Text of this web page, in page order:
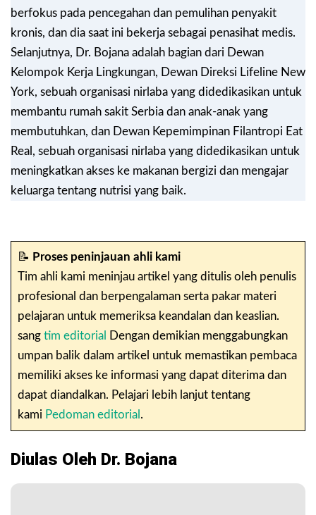
berfokus pada pencegahan dan pemulihan penyakit
kronis, dan dia saat ini bekerja sebagai penasihat medis.
Selanjutnya, Dr. Bojana adalah bagian dari Dewan
Kelompok Kerja Lingkungan, Dewan Direksi Lifeline New
York, sebuah organisasi nirlaba yang didedikasikan untuk
membantu rumah sakit Serbia dan anak-anak yang
membutuhkan, dan Dewan Kepemimpinan Filantropi Eat
Real, sebuah organisasi nirlaba yang didedikasikan untuk
meningkatkan akses ke makanan bergizi dan mengajar
keluarga tentang nutrisi yang baik.
📝 Proses peninjauan ahli kami
Tim ahli kami meninjau artikel yang ditulis oleh penulis
profesional dan berpengalaman serta pakar materi
pelajaran untuk memeriksa keandalan dan keaslian.
sang tim editorial
Dengan demikian menggabungkan
umpan balik dalam artikel untuk memastikan pembaca
memiliki akses ke informasi yang dapat diterima dan
dapat diandalkan. Pelajari lebih lanjut tentang
kami Pedoman editorial .
Diulas Oleh Dr. Bojana